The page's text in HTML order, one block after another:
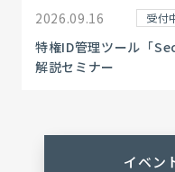
2026.09.16 受付
特権ID管理ツール「
解説セミナー
イベン